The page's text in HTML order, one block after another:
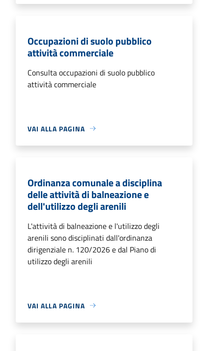
Occupazioni di suolo pubblico
attività commerciale
Consulta occupazioni di suolo pubblico
attività commerciale
VAI ALLA PAGINA
Ordinanza comunale a disciplina
delle attività di balneazione e
dell'utilizzo degli arenili
L'attività di balneazione e l'utilizzo degli
arenili sono disciplinati dall'ordinanza
dirigenziale n. 120/2026 e dal Piano di
utilizzo degli arenili
VAI ALLA PAGINA